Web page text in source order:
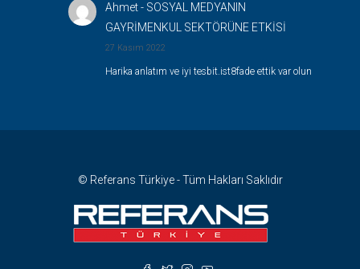
Ahmet- SOSYAL MEDYANIN
GAYRİMENKUL SEKTÖRÜNE ETKİSİ
27 Kasım 2022
Harika anlatım ve iyi tesbit.ist8fade ettik var olun
© Referans Türkiye - Tüm Hakları Saklıdır